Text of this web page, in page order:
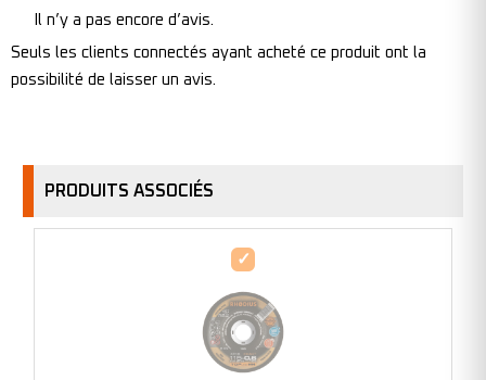
Il n’y a pas encore d’avis.
Seuls les clients connectés ayant acheté ce produit ont la
possibilité de laisser un avis.
PRODUITS ASSOCIÉS
Disque
tronçonner
déporté
en